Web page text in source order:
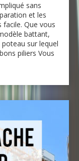
sans
et les
Que vous
battant,
sur lequel
piliers Vous